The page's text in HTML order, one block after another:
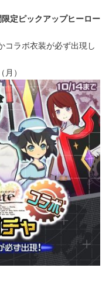
定ピックアップヒーロー
コラボ衣装が必ず出現し
）